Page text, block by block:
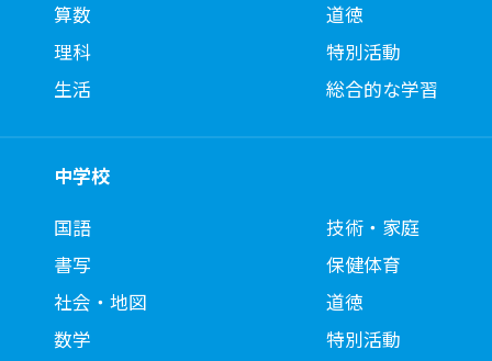
算数
理科
生活
道徳
特別活動
総合的な学習
中学校
国語
書写
社会・地図
数学
技術・家庭
保健体育
道徳
特別活動